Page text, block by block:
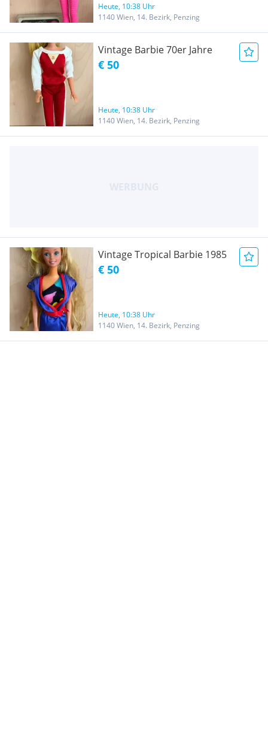
Heute, 10:38 Uhr
1140 Wien, 14. Bezirk, Penzing
Vintage Barbie 70er Jahre
€ 50
Heute, 10:38 Uhr
1140 Wien, 14. Bezirk, Penzing
Vintage Tropical Barbie 1985
€ 50
Heute, 10:38 Uhr
1140 Wien, 14. Bezirk, Penzing